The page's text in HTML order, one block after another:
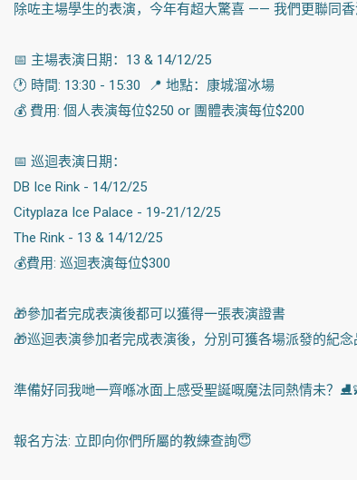
除咗主場學生的表演，今年有超大驚喜 —— 我們更聯同
📅 主場表演日期：13 & 14/12/25
🕐 時間: 13:30 - 15:30 📍 地點：康城溜冰場
💰 費用: 個人表演每位$250 or 團體表演每位$200
📅 巡迴表演日期：
DB Ice Rink - 14/12/25
Cityplaza Ice Palace - 19-21/12/25
The Rink - 13 & 14/12/25
💰費用: 巡迴表演每位$300
🎁參加者完成表演後都可以獲得一張表演證書
🎁巡迴表演參加者完成表演後，分別可獲各場派發的紀
準備好同我哋一齊喺冰面上感受聖誕嘅魔法同熱情未？
報名方法: 立即向你們所屬的教練查詢😇